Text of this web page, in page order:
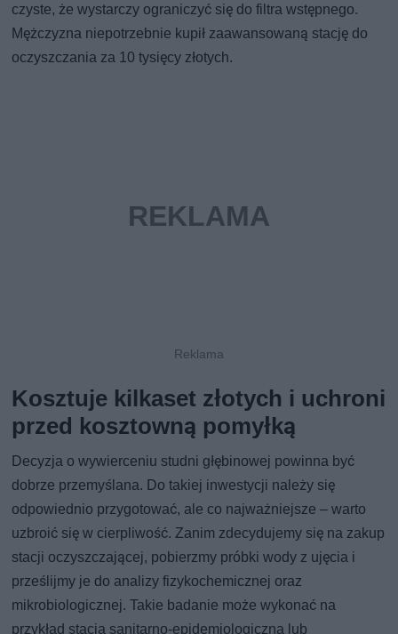
czyste, że wystarczy ograniczyć się do filtra wstępnego.
Mężczyzna niepotrzebnie kupił zaawansowaną stację do
oczyszczania za 10 tysięcy złotych.
Kosztuje kilkaset złotych i uchroni
przed kosztowną pomyłką
Decyzja o wywierceniu studni głębinowej powinna być
dobrze przemyślana. Do takiej inwestycji należy się
odpowiednio przygotować, ale co najważniejsze – warto
uzbroić się w cierpliwość. Zanim zdecydujemy się na zakup
stacji oczyszczającej, pobierzmy próbki wody z ujęcia i
prześlijmy je do analizy fizykochemicznej oraz
mikrobiologicznej. Takie badanie może wykonać na
przykład stacja sanitarno-epidemiologiczna lub